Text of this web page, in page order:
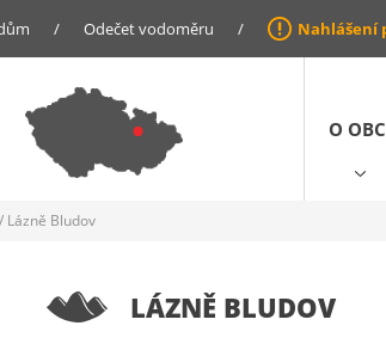
/ Odečet vodoměru / Nahlášení
O
/ Lázně Bludov
LÁZNĚ BLUDOV